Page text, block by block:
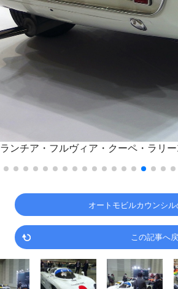
ランチア・フルヴィア・クーペ・ラリ
オートモビルカウンシ
この記事へ